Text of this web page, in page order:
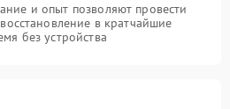
и опыт позволяют провести
в кратчайшие
без устройства